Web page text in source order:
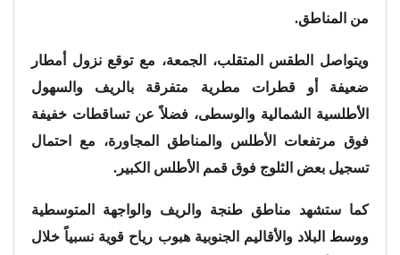
من المناطق.
ويتواصل الطقس المتقلب، الجمعة، مع توقع نزول أمطار
ضعيفة أو قطرات مطرية متفرقة بالريف والسهول
الأطلسية الشمالية والوسطى، فضلاً عن تساقطات خفيفة
فوق مرتفعات الأطلس والمناطق المجاورة، مع احتمال
تسجيل بعض الثلوج فوق قمم الأطلس الكبير.
كما ستشهد مناطق طنجة والريف والواجهة المتوسطية
ووسط البلاد والأقاليم الجنوبية هبوب رياح قوية نسبياً خلال